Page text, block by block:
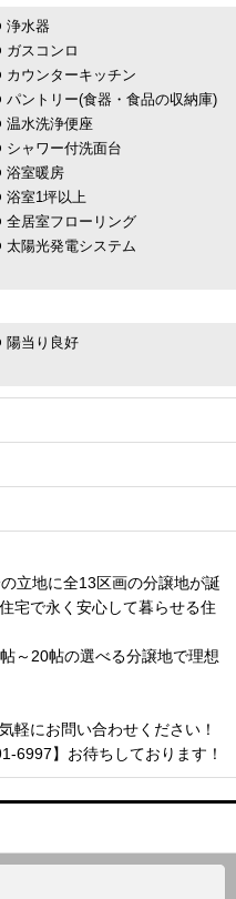
浄水器
ガスコンロ
カウンターキッチン
パントリー(食器・食品の収納庫)
温水洗浄便座
シャワー付洗面台
浴室暖房
浴室1坪以上
全居室フローリング
太陽光発電システム
陽当り良好
立地に全13区画の分譲地が誕
宅で永く安心して暮らせる住
～20帖の選べる分譲地で理想
軽にお問い合わせください！
6997】お待ちしております！